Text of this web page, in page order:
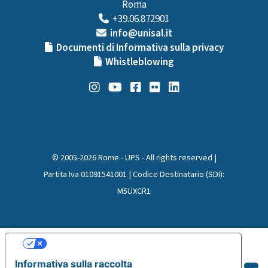
Roma
+39.06.872901
info@unisal.it
Documenti di Informativa sulla privacy
Whistleblowing
© 2005-2026 Rome - UPS - All rights reserved |
Partita Iva 01091541001 | Codice Destinatario (SDI):
M5UXCR1
Informativa sulla raccolta
Le tue preferenze relative alla privacy